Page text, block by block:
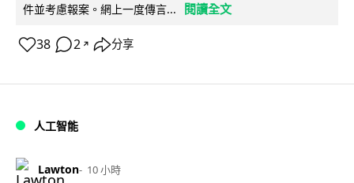
件並考慮報案。網上一度傳言...
閱讀全文
38 2 ↗ 分享
人工智能
Lawton 10 小時